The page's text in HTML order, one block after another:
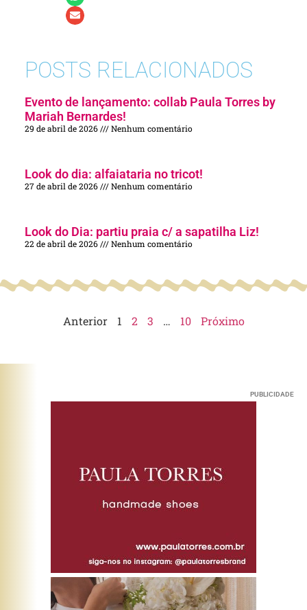
POSTS RELACIONADOS
Evento de lançamento: collab Paula Torres by
Mariah Bernardes!
29 de abril de 2026 Nenhum comentário
Look do dia: alfaiataria no tricot!
27 de abril de 2026 Nenhum comentário
Look do Dia: partiu praia c/ a sapatilha Liz!
22 de abril de 2026 Nenhum comentário
Anterior 1 2 3 … 10 Próximo
PUBLICIDADE